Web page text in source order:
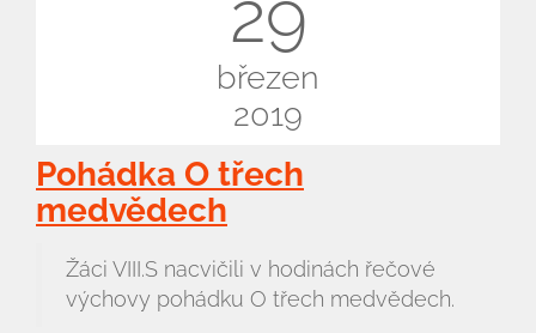
29
březen
2019
Pohádka O třech
medvědech
Žáci VIII.S nacvičili v hodinách řečové
výchovy pohádku O třech medvědech.